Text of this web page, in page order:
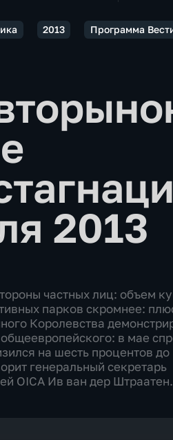
2013 Программа
2013
частных лиц: объем
парков скромнее:
Королевства
в мае
на шесть процентов до
генеральный секретарь
OICA Ив ван дер Штраатен.